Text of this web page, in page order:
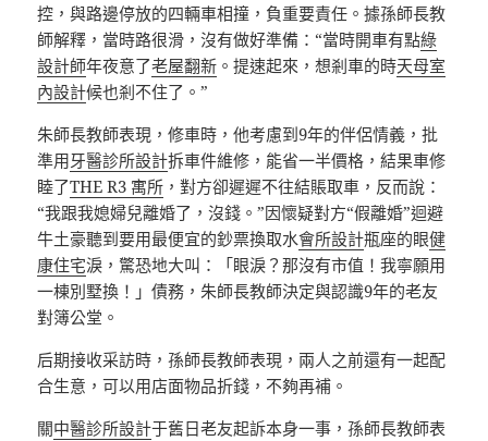
控，與路邊停放的四輛車相撞，負重要責任。據孫師長教
師解釋，當時路很滑，沒有做好準備：“當時開車有點綠
設計師年夜意了老屋翻新 。提速起來，想剎車的時天母室
內設計候也剎不住了。”
朱師長教師表現，修車時，他考慮到9年的伴侶情義，批
準用牙醫診所設計拆車件維修，能省一半價格，結果車修
睦了THE R3 寓所 ，對方卻遲遲不往結賬取車，反而說：
“我跟我媳婦兒離婚了，沒錢。”因懷疑對方“假離婚”迴避
牛土豪聽到要用最便宜的鈔票換取水會所設計瓶座的眼健
康住宅淚，驚恐地大叫：「眼淚？那沒有市值！我寧願用
一棟別墅換！」債務，朱師長教師決定與認識9年的老友
對簿公堂。
后期接收采訪時，孫師長教師表現，兩人之前還有一起配
合生意，可以用店面物品折錢，不夠再補。
關中醫診所設計于舊日老友起訴本身一事，孫師長教師表